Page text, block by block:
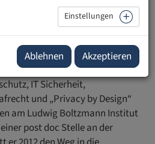
ist wissenschaftlicher Leiter und
Institute – Digital Human
der HTL für Nachrichtentechnik
Berufspraxis
der Universität Wien studiert und
IT Sicherheit,
und „Privacy by Design“
am Ludwig Boltzmann Institut
post doc Stelle an der
Einstellungen
Ablehnen Akzeptieren